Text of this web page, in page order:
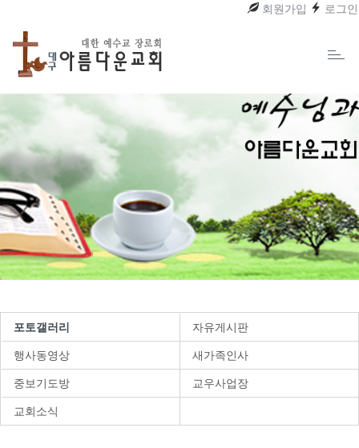
회원가입 로그인
포토갤러리 자유게시판
행사동영상 새가족인사
중보기도방 교우사업장
교회소식